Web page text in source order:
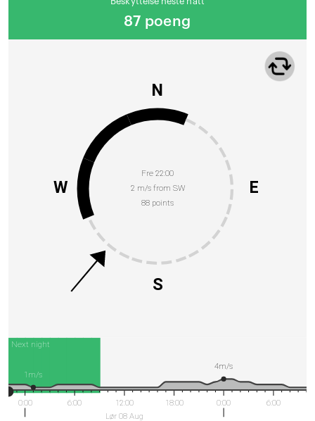
87 poeng
Fre 22:00
2 m/s from SW
88 points
N
E
S
W
Next night
0:00 6:00
12:00
Lør 08 Aug
18:00 0:00 6:00
4m/s
1m/s